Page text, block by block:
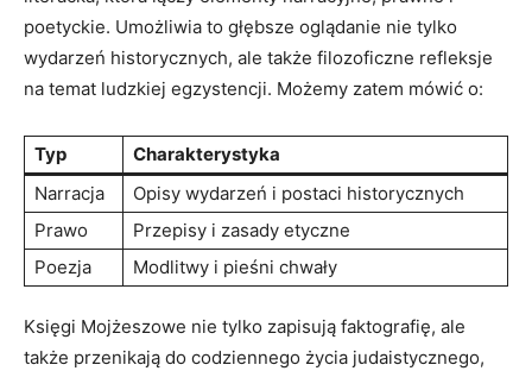
poetyckie. Umożliwia to głębsze oglądanie nie tylko
wydarzeń historycznych, ale także filozoficzne refleksje
na temat ludzkiej egzystencji.‍ Możemy zatem mówić o:
Typ
Charakterystyka
Narracja
Opisy wydarzeń i⁣ postaci historycznych
Prawo
Przepisy i zasady etyczne
Poezja
Modlitwy ⁤i pieśni ‌chwały
Księgi Mojżeszowe nie tylko zapisują faktografię, ale
także przenikają do codziennego ⁢życia judaistycznego,